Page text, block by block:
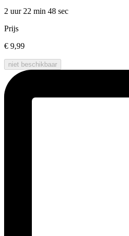
2 uur 22 min 48 sec
Prijs
€ 9,99
niet beschikbaar